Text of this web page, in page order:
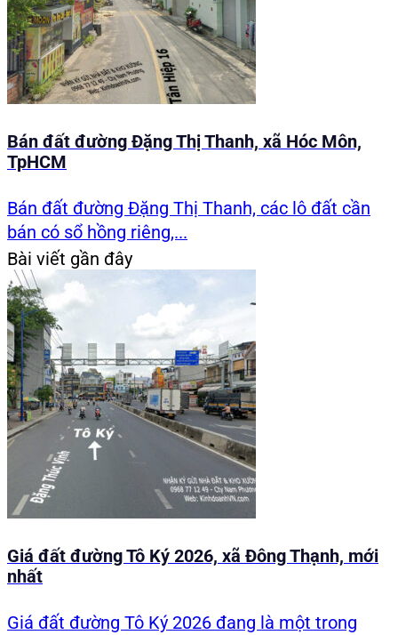
Bán đất đường Đặng Thị Thanh, xã Hóc Môn,
TpHCM
Bán đất đường Đặng Thị Thanh, các lô đất cần
bán có sổ hồng riêng,...
Bài viết gần đây
Giá đất đường Tô Ký 2026, xã Đông Thạnh, mới
nhất
Giá đất đường Tô Ký 2026 đang là một trong